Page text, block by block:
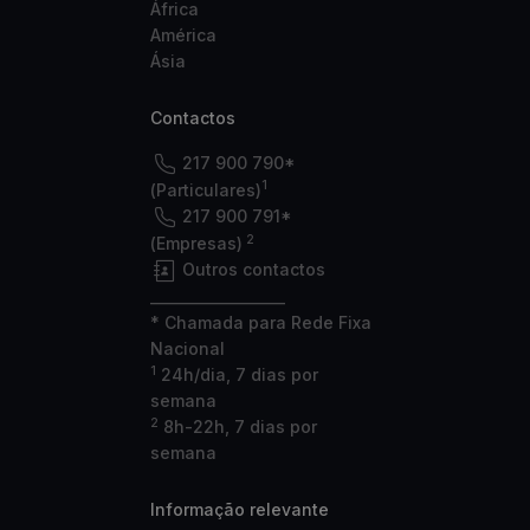
África
América
Ásia
Contactos
217 900 790*
(Particulares)1
217 900 791*
(Empresas) 2
Outros contactos
* Chamada para Rede Fixa
Nacional
1 24h/dia, 7 dias por
semana
2 8h-22h, 7 dias por
semana
Informação relevante